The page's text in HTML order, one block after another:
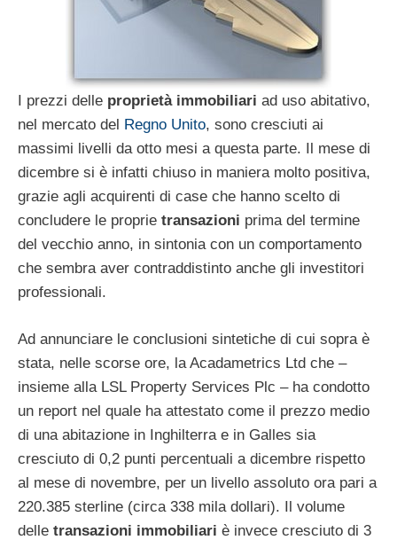
I prezzi delle proprietà immobiliari ad uso abitativo,
nel mercato del
Regno Unito, sono cresciuti ai
massimi livelli da otto mesi a questa parte. Il mese di
dicembre si è infatti chiuso in maniera molto positiva,
grazie agli acquirenti di case che hanno scelto di
concludere le proprie transazioni prima del termine
del vecchio anno, in sintonia con un comportamento
che sembra aver contraddistinto anche gli investitori
professionali.
Ad annunciare le conclusioni sintetiche di cui sopra è
stata, nelle scorse ore, la Acadametrics Ltd che –
insieme alla LSL Property Services Plc – ha condotto
un report nel quale ha attestato come il prezzo medio
di una abitazione in Inghilterra e in Galles sia
cresciuto di 0,2 punti percentuali a dicembre rispetto
al mese di novembre, per un livello assoluto ora pari a
220.385 sterline (circa 338 mila dollari). Il volume
delle transazioni immobiliari è invece cresciuto di 3